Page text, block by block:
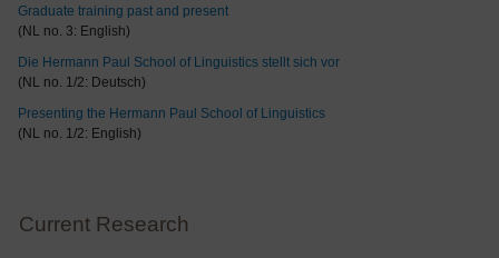
Graduate training past and present
(NL no. 3: English)
Die Hermann Paul School of Linguistics stellt sich vor
(NL no. 1/2: Deutsch)
Presenting the Hermann Paul School of Linguistics
(NL no. 1/2: English)
Current Research